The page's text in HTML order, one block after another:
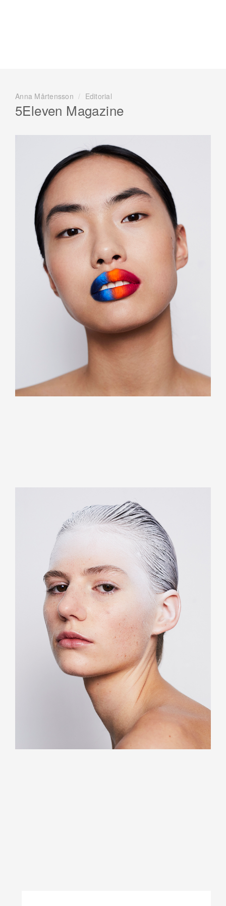
Anna Mårtensson / Editorial
5Eleven Magazine